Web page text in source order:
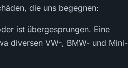
die uns begegnen:
ist übergesprungen. Eine
diversen VW-, BMW- und Mini-